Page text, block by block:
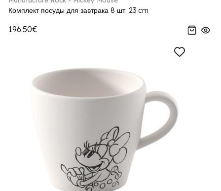
Комплект посуды для завтрака 8 шт. 23 cm
196.50€